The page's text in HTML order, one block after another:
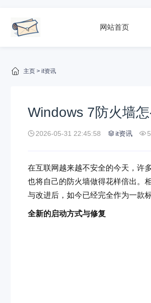
网站首页
主页 > it资讯
Windows 7防火墙
2026-05-31 22:45:58 it资讯
在互联网越来越不安全的今天，许
也将自己的防火墙做得花样倍出。
与改进后，如今已经完全作为一款
全新的启动方式与修复